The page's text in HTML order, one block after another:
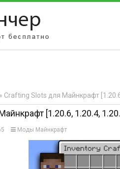
Регистрация
» Crafting Slots для Майнкрафт
[1.20.6, 1.20.4,
Моды Майнкрафт